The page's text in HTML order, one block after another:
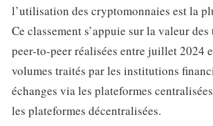
l’utilisation des cryptomonnaies est la
Ce classement s’appuie sur la valeur
peer-to-peer réalisées entre juillet 2024
volumes traités par les institutions
échanges via les plateformes
les plateformes décentralisées.